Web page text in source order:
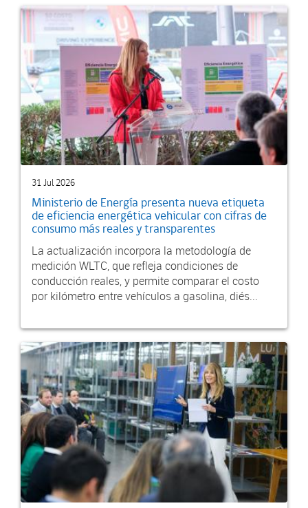
31 Jul 2026
Ministerio de Energía presenta nueva etiqueta
de eficiencia energética vehicular con cifras de
consumo más reales y transparentes
La actualización incorpora la metodología de
medición WLTC, que refleja condiciones de
conducción reales, y permite comparar el costo
por kilómetro entre vehículos a gasolina, diés...